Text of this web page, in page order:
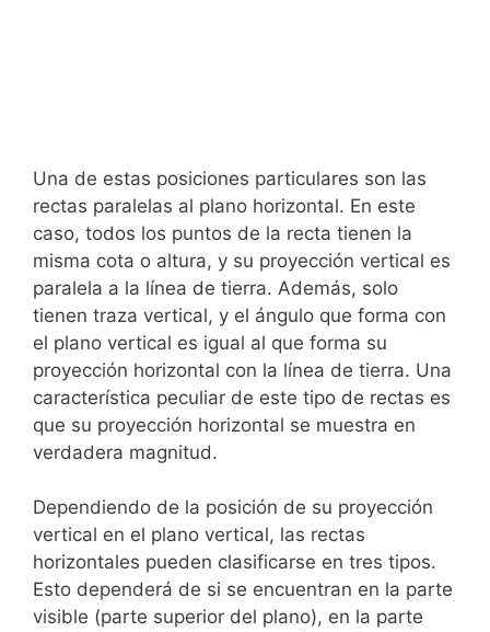
Una de estas posiciones particulares son las
rectas paralelas al plano horizontal. En este
caso, todos los puntos de la recta tienen la
misma cota o altura, y su proyección vertical es
paralela a la línea de tierra. Además, solo
tienen traza vertical, y el ángulo que forma con
el plano vertical es igual al que forma su
proyección horizontal con la línea de tierra. Una
característica peculiar de este tipo de rectas es
que su proyección horizontal se muestra en
verdadera magnitud.
Dependiendo de la posición de su proyección
vertical en el plano vertical, las rectas
horizontales pueden clasificarse en tres tipos.
Esto dependerá de si se encuentran en la parte
visible (parte superior del plano), en la parte